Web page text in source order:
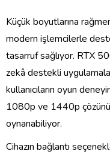
Küçük boyutlarına
modern işlemcilerle
tasarruf sağlıyor. RTX
zekâ destekli
kullanıcıların oyun
1080p ve 1440p
oynanabiliyor.
Cihazın bağlantı